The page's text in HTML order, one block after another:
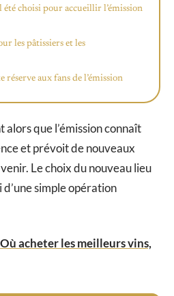
choisi pour accueillir l’émission
les pâtissiers et les
réserve aux fans de l’émission
que l’émission connaît
et prévoit de nouveaux
Le choix du nouveau lieu
simple opération
Où acheter les meilleurs vins,